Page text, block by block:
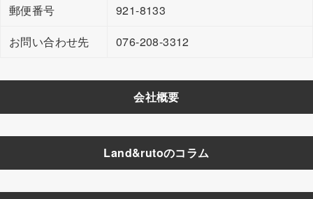
郵便番号
921-8133
お問い合わせ先
076-208-3312
会社概要
Land&rutoのコラム